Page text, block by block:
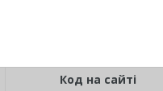
Код на сайті